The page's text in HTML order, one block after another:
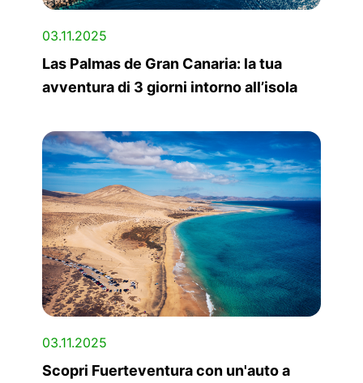
03.11.2025
Las Palmas de Gran Canaria: la tua
avventura di 3 giorni intorno all’isola
03.11.2025
Scopri Fuerteventura con un'auto a